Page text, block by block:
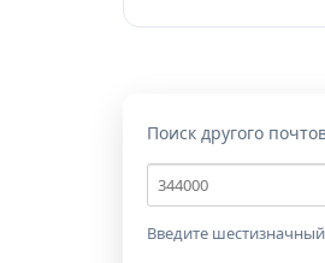
Поиск другого
Почтовый
индекс
Введите